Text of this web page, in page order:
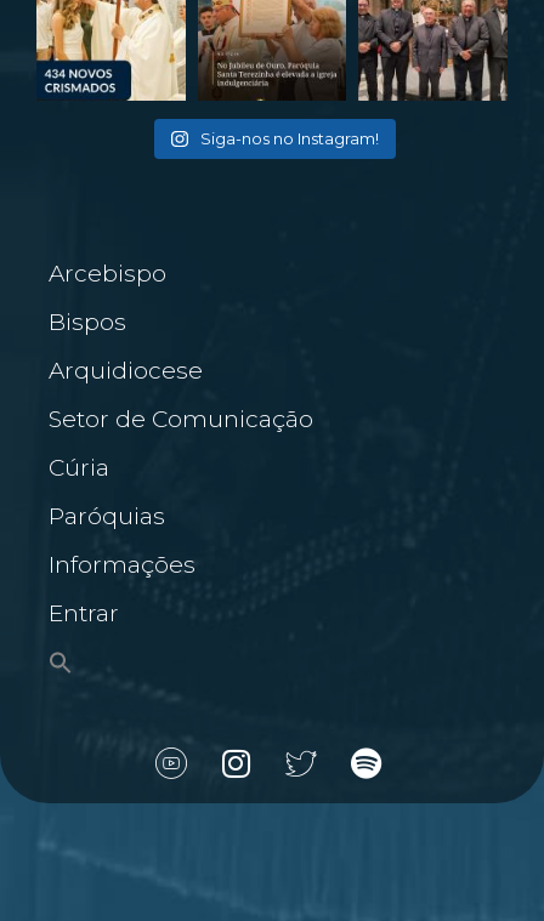
Siga-nos no Instagram!
Arcebispo
Bispos
Arquidiocese
Setor de Comunicação
Cúria
Paróquias
Informações
Entrar